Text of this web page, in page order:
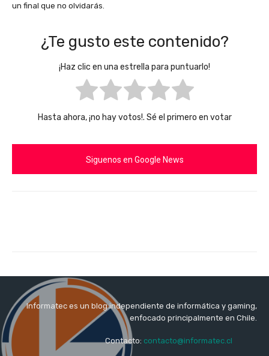
un final que no olvidarás.
¿Te gusto este contenido?
¡Haz clic en una estrella para puntuarlo!
Hasta ahora, ¡no hay votos!. Sé el primero en votar
Siguenos en Google News
Informatec es un blog independiente de informática y gaming,
enfocado principalmente en Chile.
Contacto: contacto@informatec.cl